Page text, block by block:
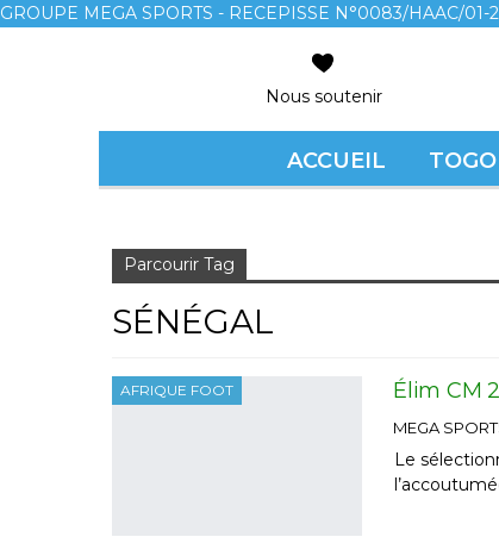
GROUPE MEGA SPORTS - RECEPISSE N°0083/HAAC/01-
Nous soutenir
ACCUEIL
Parcourir Tag
SÉNÉGAL
AFRIQUE FOOT Élim CM
Le